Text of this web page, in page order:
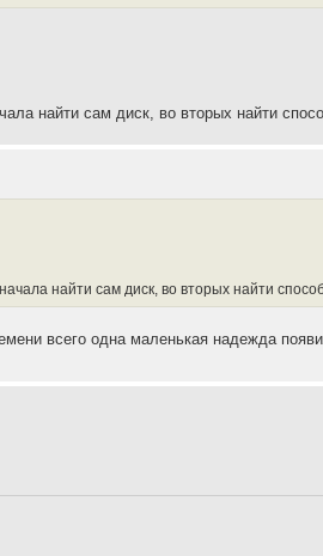
найти сам диск, во вторых найти
найти сам диск, во вторых найти
всего одна маленькая надежда